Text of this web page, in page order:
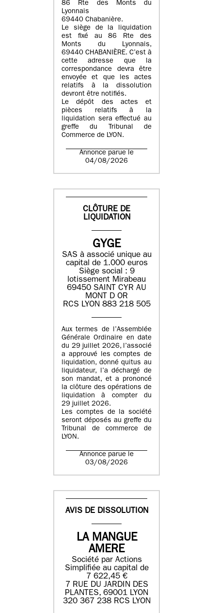
86 Rte des Monts du
Lyonnais
69440 Chabanière.
Le siège de la liquidation
est fixé au 86 Rte des
Monts du Lyonnais,
69440 CHABANIÈRE. C’est à
cette adresse que la
correspondance devra être
envoyée et que les actes
relatifs à la dissolution
devront être notifiés.
Le dépôt des actes et
pièces relatifs à la
liquidation sera effectué au
greffe du Tribunal de
Commerce de LYON.
Annonce parue le
04/08/2026
CLÔTURE DE
LIQUIDATION
GYGE
SAS à associé unique au
capital de 1.000 euros
Siège social : 9
lotissement Mirabeau
69450 SAINT CYR AU
MONT D OR
RCS LYON 883 218 505
Aux termes de l’Assemblée
Générale Ordinaire en date
du 29 juillet 2026, l’associé
a approuvé les comptes de
liquidation, donné quitus au
liquidateur, l’a déchargé de
son mandat, et a prononcé
la clôture des opérations de
liquidation à compter du
29 juillet 2026.
Les comptes de la société
seront déposés au greffe du
Tribunal de commerce de
LYON.
Annonce parue le
03/08/2026
AVIS DE DISSOLUTION
LA MANGUE
AMERE
Société par Actions
Simplifiée au capital de
7 622,45 €
7 RUE DU JARDIN DES
PLANTES, 69001 LYON
320 367 238 RCS LYON